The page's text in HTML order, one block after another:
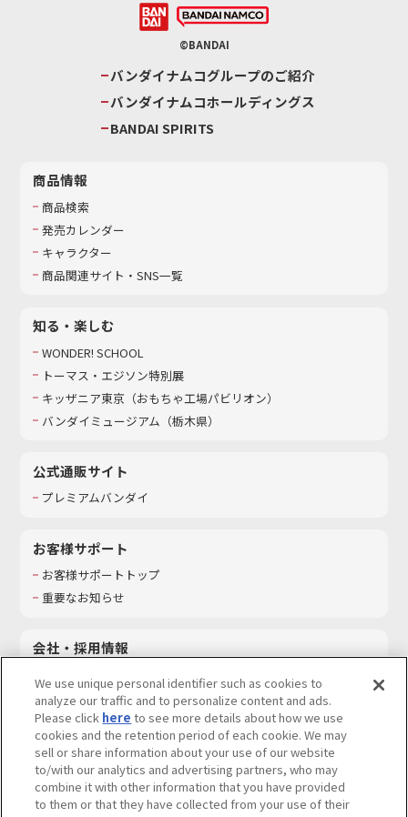
©BANDAI
バンダイナムコグループのご紹介
バンダイナムコホールディングス
BANDAI SPIRITS
商品情報
商品検索
発売カレンダー
キャラクター
商品関連サイト・SNS一覧
知る・楽しむ
WONDER! SCHOOL
トーマス・エジソン特別展
キッザニア東京（おもちゃ工場パビリオン）​
バンダイミュージアム（栃木県）
公式通販サイト
プレミアムバンダイ
お客様サポート
お客様サポートトップ
重要なお知らせ
会社・採用情報
採用情報
サステナビリティ
お問い合わせ
We use unique personal identifier such as cookies to
analyze our traffic and to personalize content and ads.
Please click here to see more details about how we use
cookies and the retention period of each cookie. We may
sell or share information about your use of our website
to/with our analytics and advertising partners, who may
combine it with other information that you have provided
to them or that they have collected from your use of their